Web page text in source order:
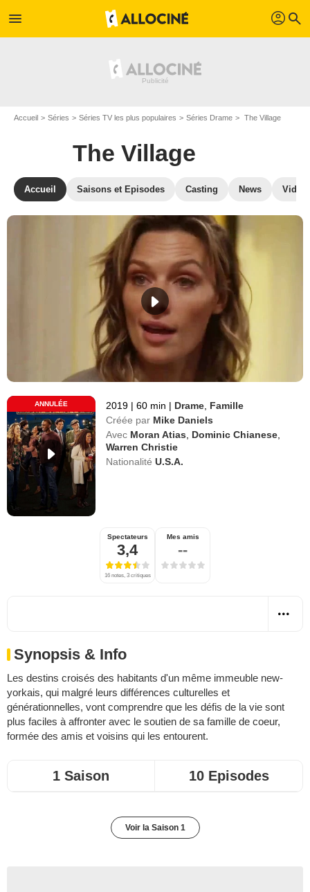
menu profil search
Accueil Séries Séries TV les plus populaires Séries Drame The Village
The Village
Accueil Saisons et Episodes Casting News
ANNULÉE 2019 | 60 min | Drame Famille
Créée par Mike Daniels
Avec Moran Atias Dominic Chianese
Warren Christie
Nationalité U.S.A.
Spectateurs
3,4
16 notes, 3 critiques
Mes amis
--
Synopsis & Info
Les destins croisés des habitants d'un même immeuble new-
yorkais, qui malgré leurs différences culturelles et
générationnelles, vont comprendre que les défis de la vie sont
plus faciles à affronter avec le soutien de sa famille de coeur,
formée des amis et voisins qui les entourent.
1 Saison 10 Episodes
Voir la Saison 1